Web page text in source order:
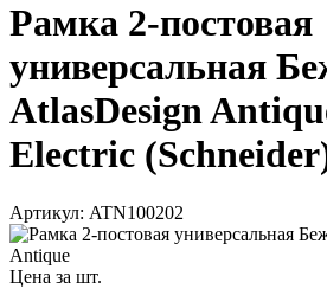
Рамка 2-постовая
универсальная
AtlasDesign
Electric
Артикул: ATN100202
Цена за шт.